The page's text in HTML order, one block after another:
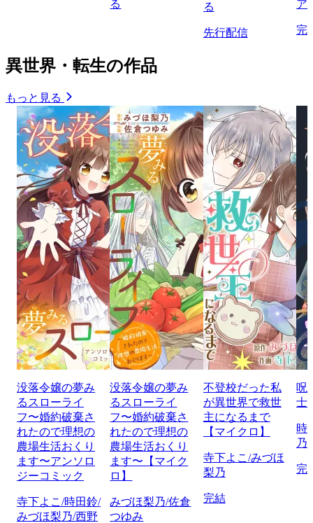
る
る
先行配信
ア
完
異世界・転生の作品
もっと見る
没落令嬢の夢み
るスローライ
フ〜婚約破棄さ
れたので理想の
農場生活おくり
ます〜アンソロ
ジーコミック
寺下よこ/時田鈴/
みづほ梨乃/西野
没落令嬢の夢み
るスローライ
フ〜婚約破棄さ
れたので理想の
農場生活おくり
ます〜【マイク
ロ】
みづほ梨乃/佐倉
つゆみ
不登校だった私
が異世界で救世
主になるまで
【マイクロ】
寺下よこ/みづほ
梨乃
完結
呪
士
時
乃
完